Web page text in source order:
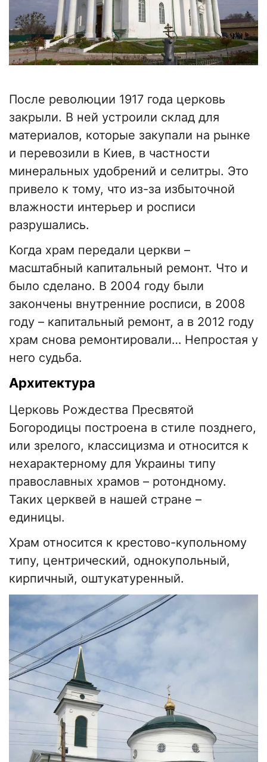
После революции 1917 года церковь
закрыли. В ней устроили склад для
материалов, которые закупали на рынке
и перевозили в Киев, в частности
минеральных удобрений и селитры. Это
привело к тому, что из-за избыточной
влажности интерьер и росписи
разрушались.
Когда храм передали церкви –
масштабный капитальный ремонт. Что и
было сделано. В 2004 году были
закончены внутренние росписи, в 2008
году – капитальный ремонт, а в 2012 году
храм снова ремонтировали… Непростая у
него судьба.
Архитектура
Церковь Рождества Пресвятой
Богородицы построена в стиле позднего,
или зрелого, классицизма и относится к
нехарактерному для Украины типу
православных храмов – ротондному.
Таких церквей в нашей стране –
единицы.
Храм относится к крестово-купольному
типу, центрический, однокупольный,
кирпичный, оштукатуренный.